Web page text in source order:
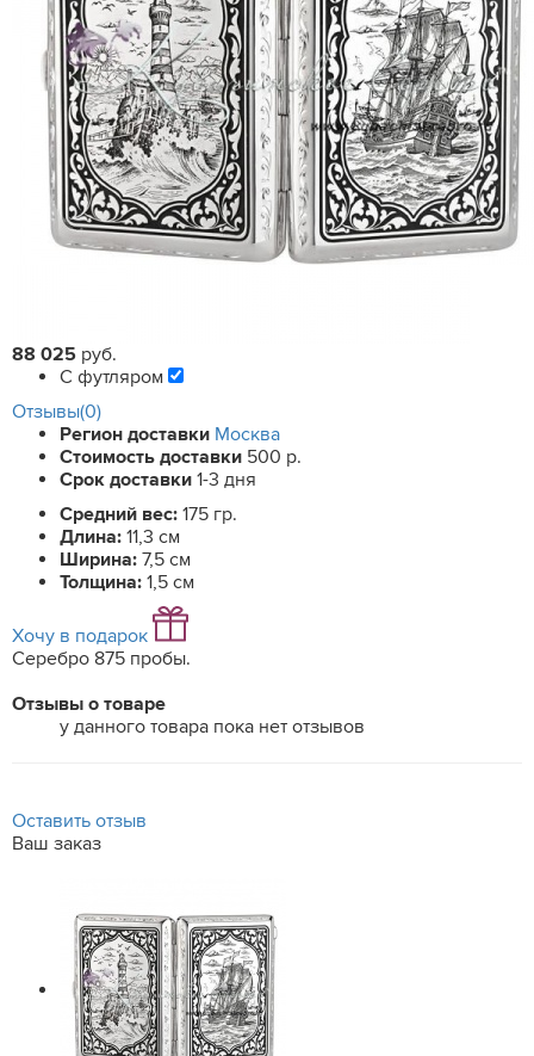
88 025 руб.
С футляром
Отзывы(0)
Регион доставки Москва
Стоимость доставки 500 р.
Срок доставки 1-3 дня
Средний вес: 175 гр.
Длина: 11,3 см
Ширина: 7,5 см
Толщина: 1,5 см
Хочу в подарок
Серебро 875 пробы.
Отзывы о товаре
у данного товара пока нет отзывов
Оставить отзыв
Ваш заказ